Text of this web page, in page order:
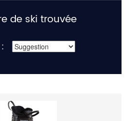
de ski trouvée